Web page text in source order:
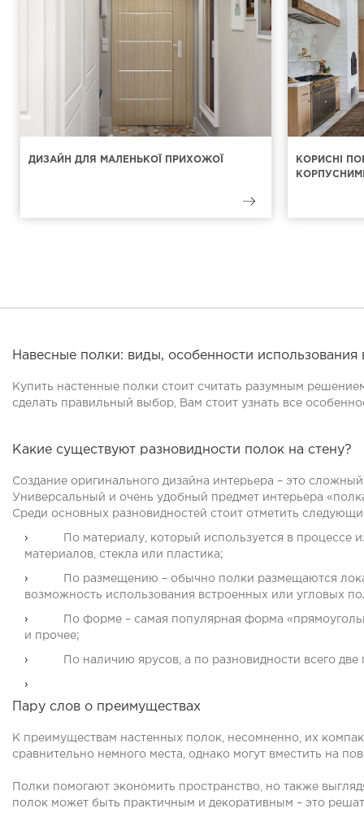
ДИЗАЙН ДЛЯ МАЛЕНЬКОЇ ПРИХОЖОЇ
КОРИСНІ
Навесные полки: виды, особенности
Купить настенные полки стоит считать разумным
сделать правильный выбор, Вам стоит узнать все
Какие существуют разновидности полок на стену?
Создание оригинального дизайна интерьера – это
Универсальный и очень удобный предмет интерьера
Среди основных разновидностей стоит отметить
По материалу, который используется в процессе
материалов, стекла или пластика;
По размещению – обычно полки размещаются
возможность использования встроенных или угловых
По форме – самая популярная форма
и прочее;
По наличию ярусов, а по разновидности всего
Пару слов о преимуществах
К преимуществам настенных полок, несомненно, их
сравнительно немного места, однако могут вместить на
Полки помогают экономить пространство, но также
полок может быть практичным и декоративным – это